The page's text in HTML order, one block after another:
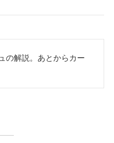
の解説。あとからカー